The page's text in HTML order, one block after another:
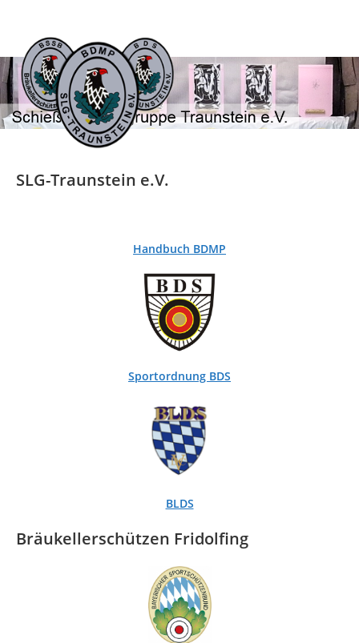
springen
SLG-Traunstein e.V.
Handbuch BDMP
Sportordnung BDS
BLDS
Bräukellerschützen Fridolfing